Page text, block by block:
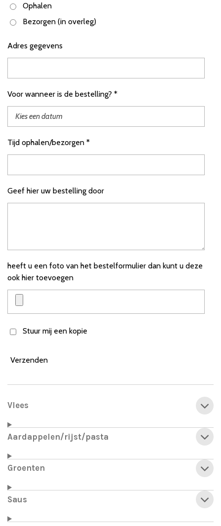
Ophalen
Bezorgen (in overleg)
Adres gegevens
Voor wanneer is de bestelling? *
Tijd ophalen/bezorgen *
Geef hier uw bestelling door
heeft u een foto van het bestelformulier dan kunt u deze
ook hier toevoegen
Stuur mij een kopie
Verzenden
Vlees
Aardappelen/rijst/pasta
Groenten
Saus